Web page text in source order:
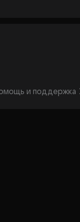
и поддержка